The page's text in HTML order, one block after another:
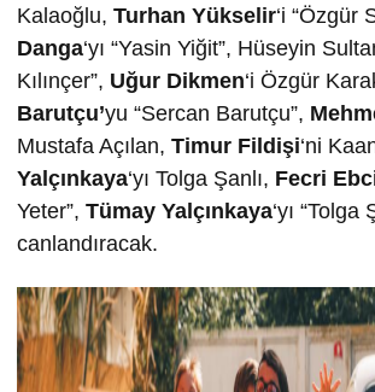
Kalaoğlu, Turhan Yükselir‘i “Özgür
Danga‘yı “Yasin Yiğit”, Hüseyin
Kılınçer”, Uğur Dikmen‘i Özgür
Barutçu’yu “Sercan Barutçu”,
Mustafa Açılan, Timur Fildişi‘ni
Yalçınkaya‘yı Tolga Şanlı, Fecri
Yeter”, Tümay Yalçınkaya‘yı “Tolga
canlandıracak.